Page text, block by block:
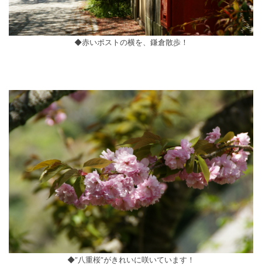
◆赤いポストの横を、鎌倉散歩！
◆”八重桜”がきれいに咲いています！